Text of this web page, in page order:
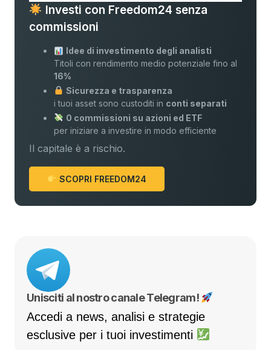
Investi con Freedom24 senza
commissioni
Idee di investimento degli analisti
Titoli con rendimento medio potenziale fino al
16%
Sicurezza e trasparenza
i tuoi asset sono custoditi in conti separati
0 commissioni su azioni ed ETF
per iniziare a investire in modo efficiente
Il capitale è a rischio.
SCOPRI FREEDOM24
Unisciti al nostro canale Telegram!
Accedi a news, analisi e strategie
esclusive per i tuoi investimenti